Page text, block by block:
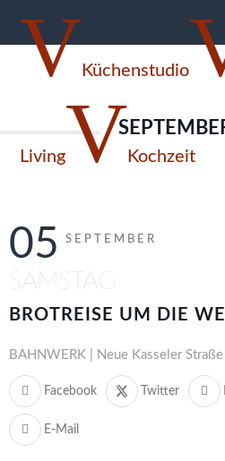
BackZeiten
05 SEPTEMBER
SAMSTAG
BROTREISE UM DIE
BAHNWERK | Neue Kasseler
Facebook Twitter
E-Mail
VKüchenstudio
LivingVKochzeit